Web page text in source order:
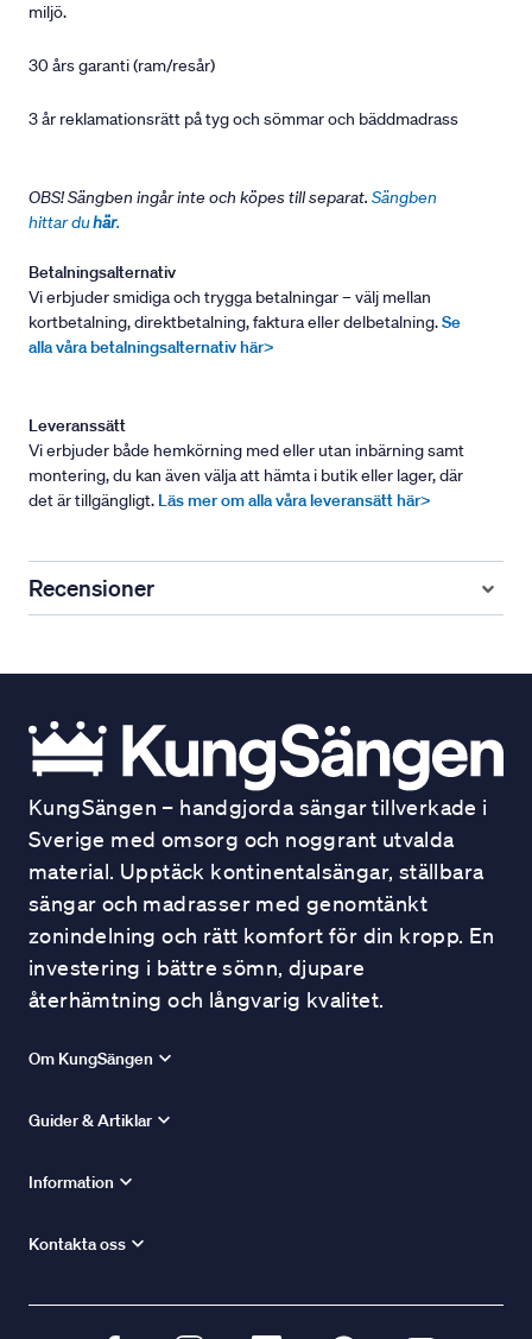
miljö.
30 års garanti (ram/resår)
3 år reklamationsrätt på tyg och sömmar och bäddmadrass
OBS! Sängben ingår inte och köpes till separat. Sängben
hittar duhär.
Betalningsalternativ
Vi erbjuder smidiga och trygga betalningar – välj mellan
kortbetalning, direktbetalning, faktura eller delbetalning.Se
alla våra betalningsalternativ här>
Leveranssätt
Vi erbjuder både hemkörning med eller utan inbärning samt
montering, du kan även välja att hämta i butik eller lager, där
det är tillgängligt. Läs mer om alla våra leveransätt här>
Recensioner
KungSängen – handgjorda sängar tillverkade i
Sverige med omsorg och noggrant utvalda
material. Upptäck kontinentalsängar, ställbara
sängar och madrasser med genomtänkt
zonindelning och rätt komfort för din kropp. En
investering i bättre sömn, djupare
återhämtning och långvarig kvalitet.
Om KungSängen
Guider & Artiklar
Information
Kontakta oss